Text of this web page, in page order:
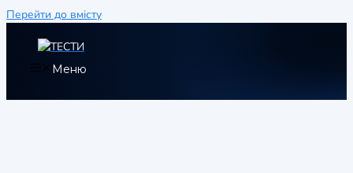
Перейти до вмісту
Меню